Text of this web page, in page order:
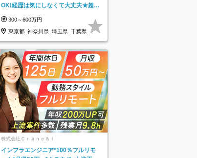
OK!経歴は気にしなくて大丈夫★超大
300～600万円
東京都_神奈川県_埼玉県_千葉県_大
阪府…
株式会社Ｃｒａｎｅ＆Ｉ
インフラエンジニア*100％フルリモ